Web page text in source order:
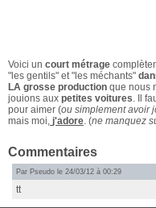
Voici un court métrage
"les gentils" et "les méchants"
LA grosse production que nous
jouions aux petites voitures. Il
pour aimer (ou simplement avoir
mais moi, j'adore. (ne manquez
Commentaires
Par Pseudo le 24/03/12 à 00:29
tt